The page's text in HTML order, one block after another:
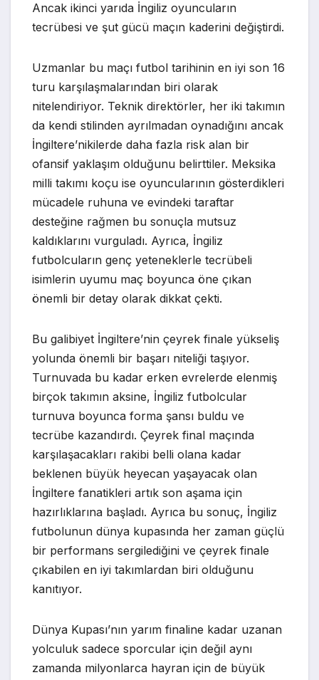
Ancak ikinci yarıda İngiliz oyuncuların
tecrübesi ve şut gücü maçın kaderini değiştirdi.
Uzmanlar bu maçı futbol tarihinin en iyi son 16
turu karşılaşmalarından biri olarak
nitelendiriyor. Teknik direktörler, her iki takımın
da kendi stilinden ayrılmadan oynadığını ancak
İngiltere’nikilerde daha fazla risk alan bir
ofansif yaklaşım olduğunu belirttiler. Meksika
milli takımı koçu ise oyuncularının gösterdikleri
mücadele ruhuna ve evindeki taraftar
desteğine rağmen bu sonuçla mutsuz
kaldıklarını vurguladı. Ayrıca, İngiliz
futbolcuların genç yeteneklerle tecrübeli
isimlerin uyumu maç boyunca öne çıkan
önemli bir detay olarak dikkat çekti.
Bu galibiyet İngiltere’nin çeyrek finale yükseliş
yolunda önemli bir başarı niteliği taşıyor.
Turnuvada bu kadar erken evrelerde elenmiş
birçok takımın aksine, İngiliz futbolcular
turnuva boyunca forma şansı buldu ve
tecrübe kazandırdı. Çeyrek final maçında
karşılaşacakları rakibi belli olana kadar
beklenen büyük heyecan yaşayacak olan
İngiltere fanatikleri artık son aşama için
hazırlıklarına başladı. Ayrıca bu sonuç, İngiliz
futbolunun dünya kupasında her zaman güçlü
bir performans sergilediğini ve çeyrek finale
çıkabilen en iyi takımlardan biri olduğunu
kanıtıyor.
Dünya Kupası’nın yarım finaline kadar uzanan
yolculuk sadece sporcular için değil aynı
zamanda milyonlarca hayran için de büyük